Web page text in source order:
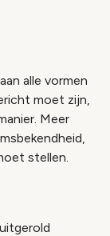
alle vormen
moet zijn,
Meer
stellen.